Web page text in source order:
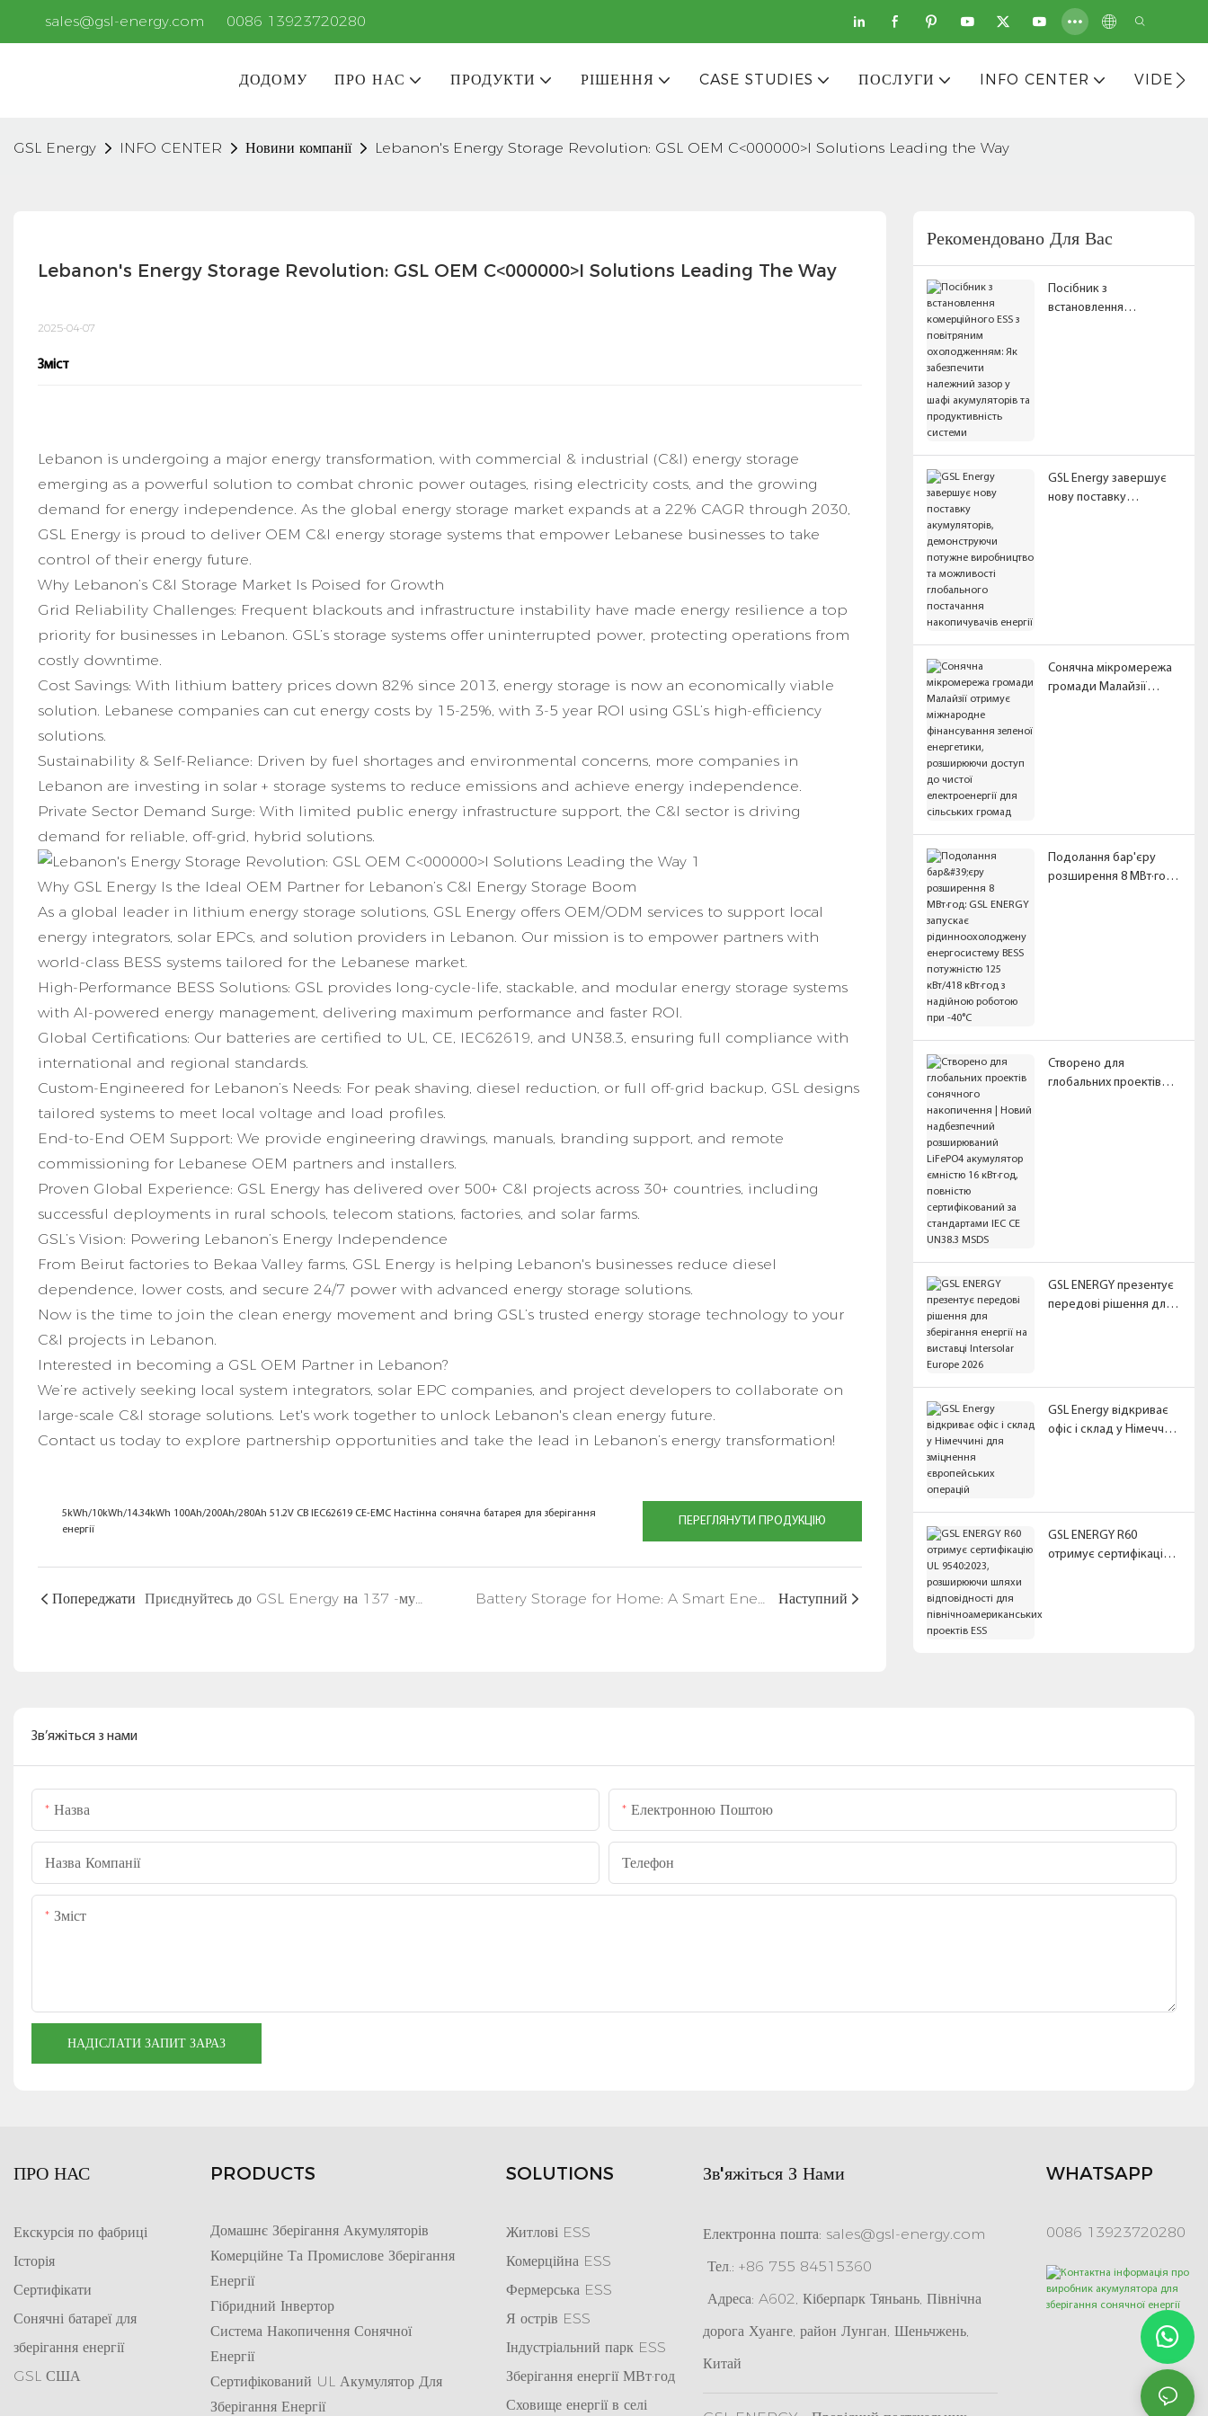
sales@gsl-energy.com 0086 13923720280
ДОДОМУ ПРО НАС ПРОДУКТИ РІШЕННЯ CASE STUDIES ПОСЛУГИ INFO CENTER VIDEOS
GSL Energy INFO CENTER Новини компанії Lebanon's Energy Storage Revolution: GSL OEM C<000000>I Solutions Leading the Way
Lebanon's Energy Storage Revolution: GSL OEM C<000000>I Solutions Leading The Way
2025-04-07
Зміст
Lebanon is undergoing a major energy transformation, with commercial & industrial (C&I) energy storage
emerging as a powerful solution to combat chronic power outages, rising electricity costs, and the growing
demand for energy independence. As the global energy storage market expands at a 22% CAGR through 2030,
GSL Energy is proud to deliver OEM C&I energy storage systems that empower Lebanese businesses to take
control of their energy future.
Why Lebanon’s C&I Storage Market Is Poised for Growth
Grid Reliability Challenges: Frequent blackouts and infrastructure instability have made energy resilience a top
priority for businesses in Lebanon. GSL’s storage systems offer uninterrupted power, protecting operations from
costly downtime.
Cost Savings: With lithium battery prices down 82% since 2013, energy storage is now an economically viable
solution. Lebanese companies can cut energy costs by 15-25%, with 3-5 year ROI using GSL’s high-efficiency
solutions.
Sustainability & Self-Reliance: Driven by fuel shortages and environmental concerns, more companies in
Lebanon are investing in solar + storage systems to reduce emissions and achieve energy independence.
Private Sector Demand Surge: With limited public energy infrastructure support, the C&I sector is driving
demand for reliable, off-grid, hybrid solutions.
Why GSL Energy Is the Ideal OEM Partner for Lebanon’s C&I Energy Storage Boom
As a global leader in lithium energy storage solutions, GSL Energy offers OEM/ODM services to support local
energy integrators, solar EPCs, and solution providers in Lebanon. Our mission is to empower partners with
world-class BESS systems tailored for the Lebanese market.
High-Performance BESS Solutions: GSL provides long-cycle-life, stackable, and modular energy storage systems
with AI-powered energy management, delivering maximum performance and faster ROI.
Global Certifications: Our batteries are certified to UL, CE, IEC62619, and UN38.3, ensuring full compliance with
international and regional standards.
Custom-Engineered for Lebanon’s Needs: For peak shaving, diesel reduction, or full off-grid backup, GSL designs
tailored systems to meet local voltage and load profiles.
End-to-End OEM Support: We provide engineering drawings, manuals, branding support, and remote
commissioning for Lebanese OEM partners and installers.
Proven Global Experience: GSL Energy has delivered over 500+ C&I projects across 30+ countries, including
successful deployments in rural schools, telecom stations, factories, and solar farms.
GSL’s Vision: Powering Lebanon’s Energy Independence
From Beirut factories to Bekaa Valley farms, GSL Energy is helping Lebanon's businesses reduce diesel
dependence, lower costs, and secure 24/7 power with advanced energy storage solutions.
Now is the time to join the clean energy movement and bring GSL’s trusted energy storage technology to your
C&I projects in Lebanon.
Interested in becoming a GSL OEM Partner in Lebanon?
We’re actively seeking local system integrators, solar EPC companies, and project developers to collaborate on
large-scale C&I storage solutions. Let's work together to unlock Lebanon's clean energy future.
Contact us today to explore partnership opportunities and take the lead in Lebanon’s energy transformation!
5kWh/10kWh/14.34kWh 100Ah/200Ah/280Ah 51.2V CB IEC62619 CE-EMC Настінна сонячна батарея для зберігання
енергії
ПЕРЕГЛЯНУТИ ПРОДУКЦІЮ
Попереджати Приєднуйтесь до GSL Energy на 137 -му ярмарку кантонів - живлення майбутнього з преміум -рішень для зберігання енергії! Наступний
Рекомендовано Для Вас
Посібник з
встановлення
системи
GSL Energy завершує
нову поставку
Сонячна мікромережа
громади Малайзії
Подолання бар'єру
розширення 8 МВт·год:
Створено для
глобальних проектів
GSL ENERGY презентує
передові рішення для
GSL Energy відкриває
офіс і склад у Німеччині
GSL ENERGY R60
отримує сертифікацію
Зв’яжіться з нами
Назва Електронною Поштою
Назва Компанії Телефон
Зміст
НАДІСЛАТИ ЗАПИТ ЗАРАЗ
ПРО НАС
Екскурсія по фабриці
Історія
Сертифікати
Сонячні батареї для
зберігання енергії
GSL США
PRODUCTS
Домашнє Зберігання Акумуляторів
Комерційне Та Промислове Зберігання
Енергії
Гібридний Інвертор
Система Накопичення Сонячної
Енергії
Сертифікований UL Акумулятор Для
Зберігання Енергії
SOLUTIONS
Житлові ESS
Комерційна ESS
Фермерська ESS
Я острів ESS
Індустріальний парк ESS
Зберігання енергії МВт·год
Сховище енергії в селі
Зв'яжіться З Нами
Електронна пошта: sales@gsl-energy.com
Тел.: +86 755 84515360
Адреса: A602, Кіберпарк Тяньань, Північна
дорога Хуанге, район Лунган, Шеньчжень,
Китай
WHATSAPP
0086 13923720280